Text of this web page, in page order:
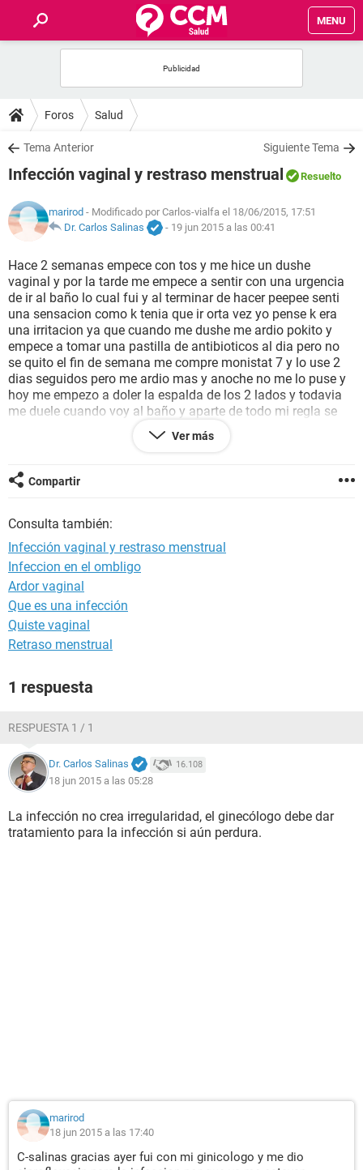
MENU
FOROS
SALUD
NUTRICIÓN
BIENESTAR
SEXUALIDAD
GLOSARIO
Foros Salud
Tema Anterior Siguiente Tema
Infección vaginal y restraso menstrual Resuelto
marirod - Modificado por Carlos-vialfa el 18/06/2015, 17:51
Dr. Carlos Salinas
- 19 jun 2015 a las 00:41
Hace 2 semanas empece con tos y me hice un dushe
vaginal y por la tarde me empece a sentir con una urgencia
de ir al baño lo cual fui y al terminar de hacer peepee senti
una sensacion como k tenia que ir orta vez yo pense k era
una irritacion ya que cuando me dushe me ardio pokito y
empece a tomar una pastilla de antibioticos al dia pero no
se quito el fin de semana me compre monistat 7 y lo use 2
dias seguidos pero me ardio mas y anoche no me lo puse y
hoy me empezo a doler la espalda de los 2 lados y todavia
me duele cuando voy al baño y aparte de todo mi regla se
atraso el primer dia de mi última menstracion fue el 31 de
abril ya me hice pruebas y salen negativas k me puede estar
Ver más
Compartir
Consulta también:
Infección vaginal y restraso menstrual
Infeccion en el ombligo
Ardor vaginal
Que es una infección
Quiste vaginal
Retraso menstrual
1 respuesta
RESPUESTA 1 / 1
Dr. Carlos Salinas 16.108
18 jun 2015 a las 05:28
La infección no crea irregularidad, el ginecólogo debe dar
tratamiento para la infección si aún perdura.
marirod
18 jun 2015 a las 17:40
C-salinas gracias ayer fui con mi ginicologo y me dio